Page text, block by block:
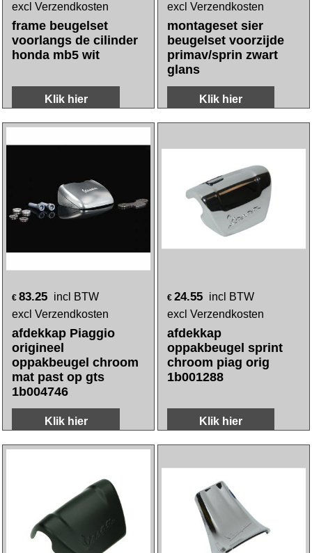
excl Verzendkosten
frame beugelset
voorlangs de cilinder
honda mb5 wit
Klik hier
excl Verzendkosten
montageset sier
beugelset voorzijde
primav/sprin zwart
glans
Klik hier
€ 83.25 incl BTW
excl Verzendkosten
afdekkap Piaggio
origineel
oppakbeugel chroom
mat past op gts
1b004746
Klik hier
€ 24.55 incl BTW
excl Verzendkosten
afdekkap
oppakbeugel sprint
chroom piag orig
1b001288
Klik hier